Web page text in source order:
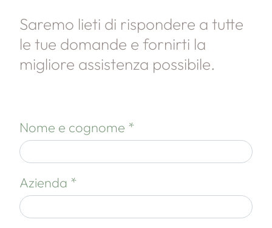
Saremo lieti di rispondere a tutte
le tue domande e fornirti la
migliore assistenza possibile.
Nome e cognome *
Azienda *